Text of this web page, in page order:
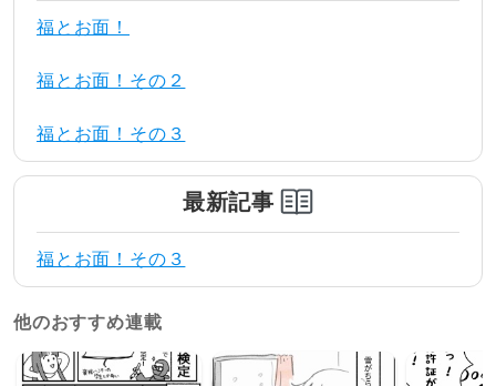
福とお面！
福とお面！その２
福とお面！その３
最新記事
福とお面！その３
他のおすすめ連載